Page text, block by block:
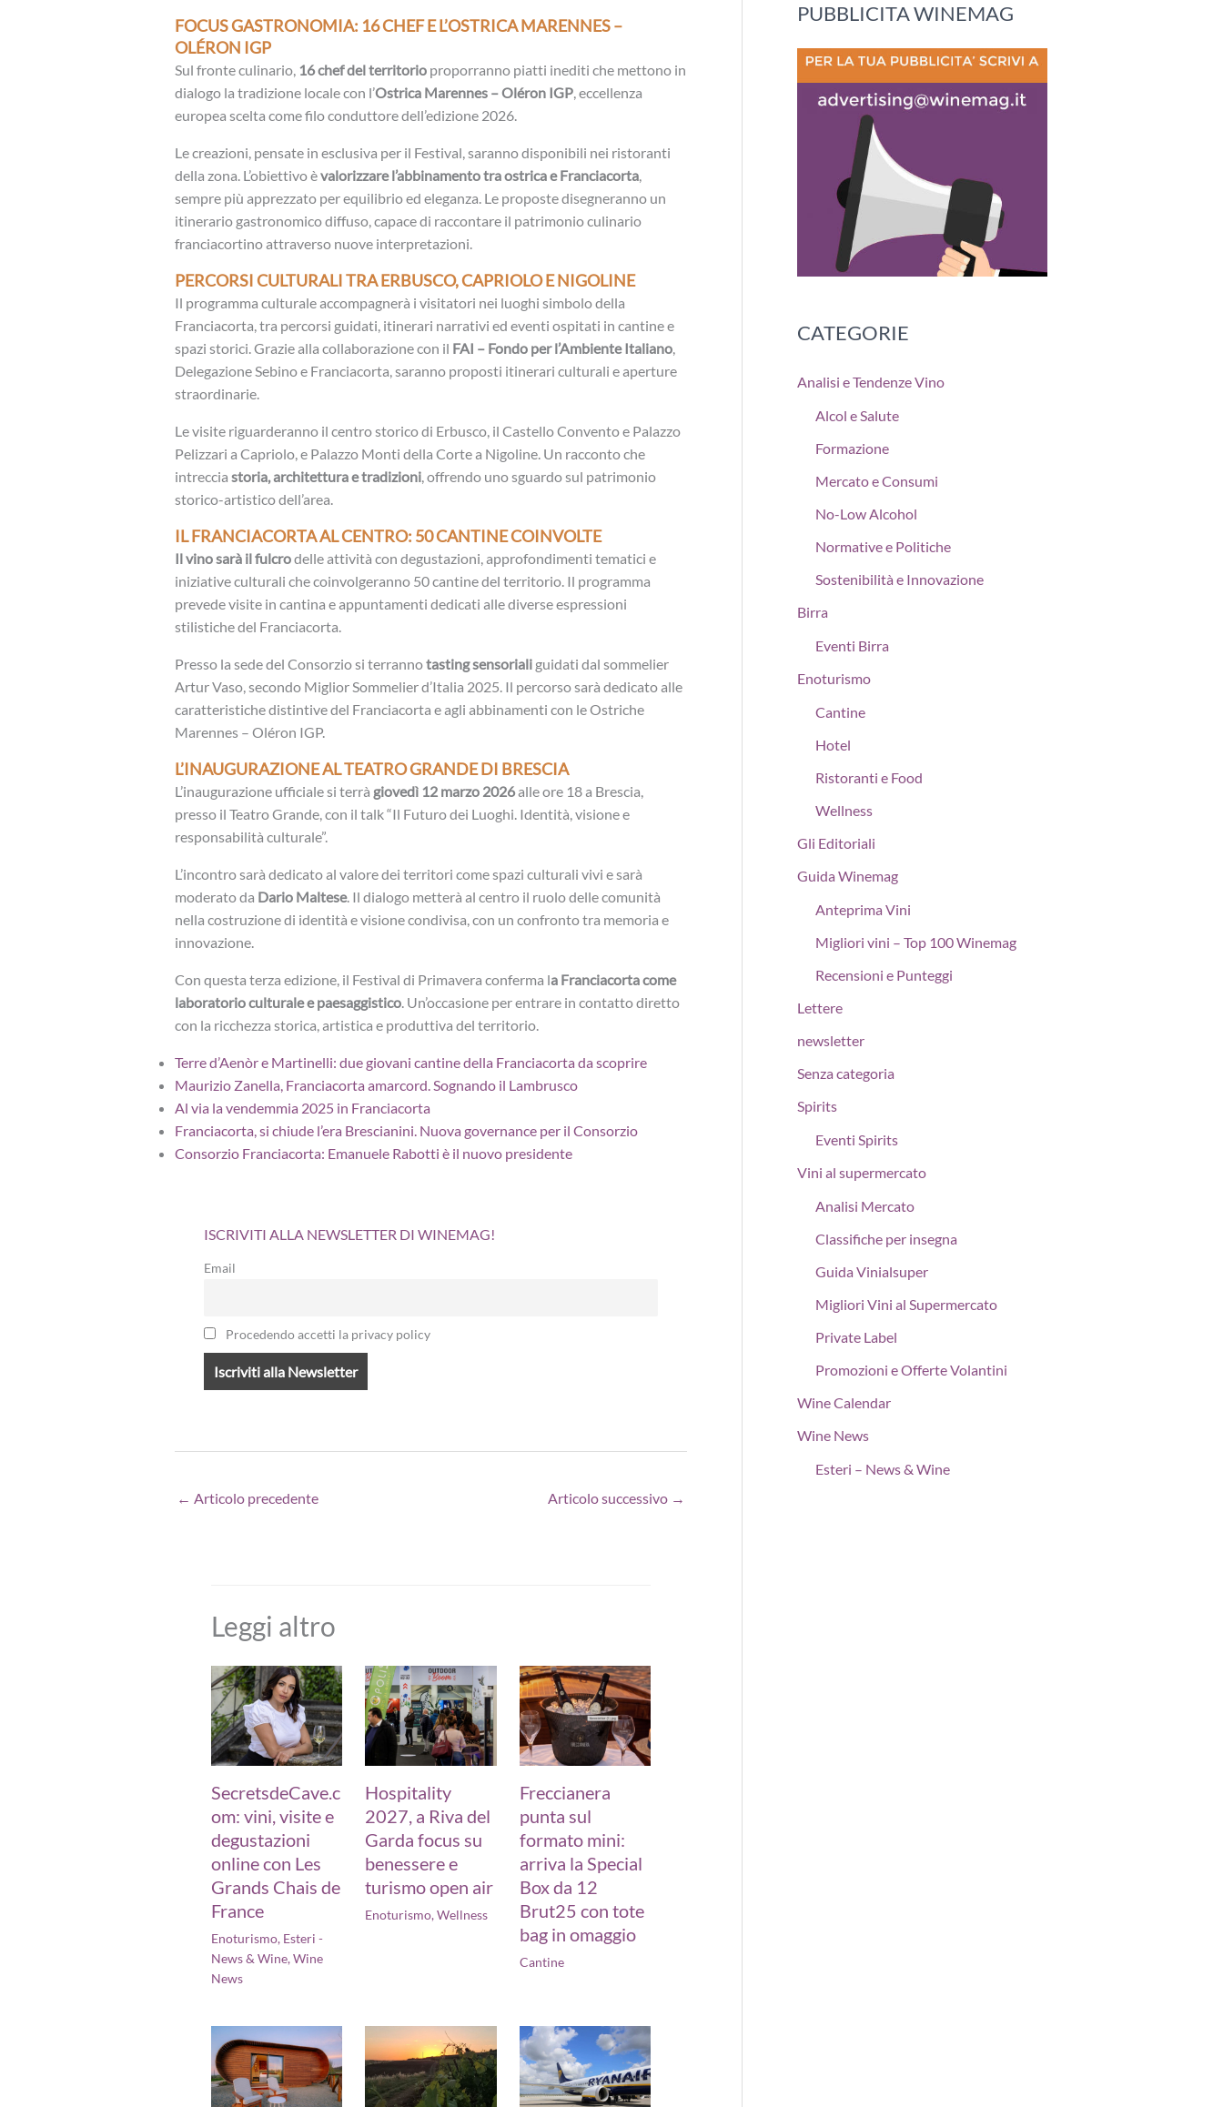
FOCUS GASTRONOMIA: 16 CHEF E L’OSTRICA MARENNES –
OLÉRON IGP
Sul fronte culinario, 16 chef del territorio proporranno piatti inediti che mettono in
dialogo la tradizione locale con l’Ostrica Marennes – Oléron IGP, eccellenza
europea scelta come filo conduttore dell’edizione 2026.
Le creazioni, pensate in esclusiva per il Festival, saranno disponibili nei ristoranti
della zona. L’obiettivo èvalorizzare l’abbinamento tra ostrica e Franciacorta,
sempre più apprezzato per equilibrio ed eleganza. Le proposte disegneranno un
itinerario gastronomico diffuso, capace di raccontare il patrimonio culinario
franciacortino attraverso nuove interpretazioni.
PERCORSI CULTURALI TRA ERBUSCO, CAPRIOLO E NIGOLINE
Il programma culturale accompagnerà i visitatori nei luoghi simbolo della
Franciacorta, tra percorsi guidati, itinerari narrativi ed eventi ospitati in cantine e
spazi storici. Grazie alla collaborazione con il FAI – Fondo per l’Ambiente Italiano,
Delegazione Sebino e Franciacorta, saranno proposti itinerari culturali e aperture
straordinarie.
Le visite riguarderanno il centro storico di Erbusco, il Castello Convento e Palazzo
Pelizzari a Capriolo, e Palazzo Monti della Corte a Nigoline. Un racconto che
intreccia storia, architettura e tradizioni, offrendo uno sguardo sul patrimonio
storico-artistico dell’area.
IL FRANCIACORTA AL CENTRO: 50 CANTINE COINVOLTE
Il vino sarà il fulcrodelle attività con degustazioni, approfondimenti tematici e
iniziative culturali che coinvolgeranno 50 cantine del territorio. Il programma
prevede visite in cantina e appuntamenti dedicati alle diverse espressioni
stilistiche del Franciacorta.
Presso la sede del Consorzio si terrannotasting sensoriali guidati dal sommelier
Artur Vaso, secondo Miglior Sommelier d’Italia 2025. Il percorso sarà dedicato alle
caratteristiche distintive del Franciacorta e agli abbinamenti con le Ostriche
Marennes – Oléron IGP.
L’INAUGURAZIONE AL TEATRO GRANDE DI BRESCIA
L’inaugurazione ufficiale si terrà giovedì 12 marzo 2026alle ore 18 a Brescia,
presso il Teatro Grande, con il talk “Il Futuro dei Luoghi. Identità, visione e
responsabilità culturale”.
L’incontro sarà dedicato al valore dei territori come spazi culturali vivi e sarà
moderato da Dario Maltese. Il dialogo metterà al centro il ruolo delle comunità
nella costruzione di identità e visione condivisa, con un confronto tra memoria e
innovazione.
Con questa terza edizione, il Festival di Primavera conferma la Franciacorta come
laboratorio culturale e paesaggistico. Un’occasione per entrare in contatto diretto
con la ricchezza storica, artistica e produttiva del territorio.
Terre d’Aenòr e Martinelli: due giovani cantine della Franciacorta da scoprire
Maurizio Zanella, Franciacorta amarcord. Sognando il Lambrusco
Al via la vendemmia 2025 in Franciacorta
Franciacorta, si chiude l’era Brescianini. Nuova governance per il Consorzio
Consorzio Franciacorta: Emanuele Rabotti è il nuovo presidente
ISCRIVITI ALLA NEWSLETTER DI WINEMAG!
Email
Procedendo accetti la privacy policy
← Articolo precedente Articolo successivo →
Leggi altro
SecretsdeCave.c
om: vini, visite e
degustazioni
online con Les
Grands Chais de
France
Enoturismo, Esteri -
News & Wine,Wine
News
Hospitality
2027, a Riva del
Garda focus su
benessere e
turismo open air
Enoturismo,Wellness
Freccianera
punta sul
formato mini:
arriva la Special
Box da 12
Brut25 con tote
bag in omaggio
Cantine
PUBBLICITA WINEMAG
CATEGORIE
Analisi e Tendenze Vino
Alcol e Salute
Formazione
Mercato e Consumi
No-Low Alcohol
Normative e Politiche
Sostenibilità e Innovazione
Birra
Eventi Birra
Enoturismo
Cantine
Hotel
Ristoranti e Food
Wellness
Gli Editoriali
Guida Winemag
Anteprima Vini
Migliori vini – Top 100 Winemag
Recensioni e Punteggi
Lettere
newsletter
Senza categoria
Spirits
Eventi Spirits
Vini al supermercato
Analisi Mercato
Classifiche per insegna
Guida Vinialsuper
Migliori Vini al Supermercato
Private Label
Promozioni e Offerte Volantini
Wine Calendar
Wine News
Esteri – News & Wine